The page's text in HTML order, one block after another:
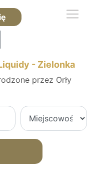
- Zielonka
przez Orły